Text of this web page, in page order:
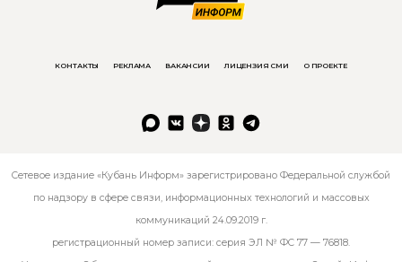
КОНТАКТЫ РЕКЛАМА ВАКАНСИИ ЛИЦЕНЗИЯ СМИ О ПРОЕКТЕ
Сетевое издание «Кубань Информ» зарегистрировано Федеральной службой
по надзору в сфере связи, информационных технологий и массовых
коммуникаций 24.09.2019 г.
регистрационный номер записи: серия ЭЛ № ФС 77 — 76818.